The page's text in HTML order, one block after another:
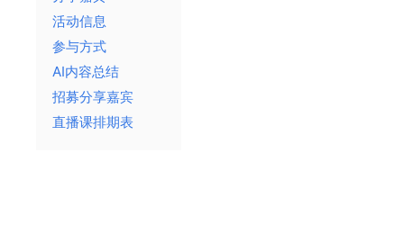
活动信息
参与方式
AI内容总结
招募分享嘉宾
直播课排期表